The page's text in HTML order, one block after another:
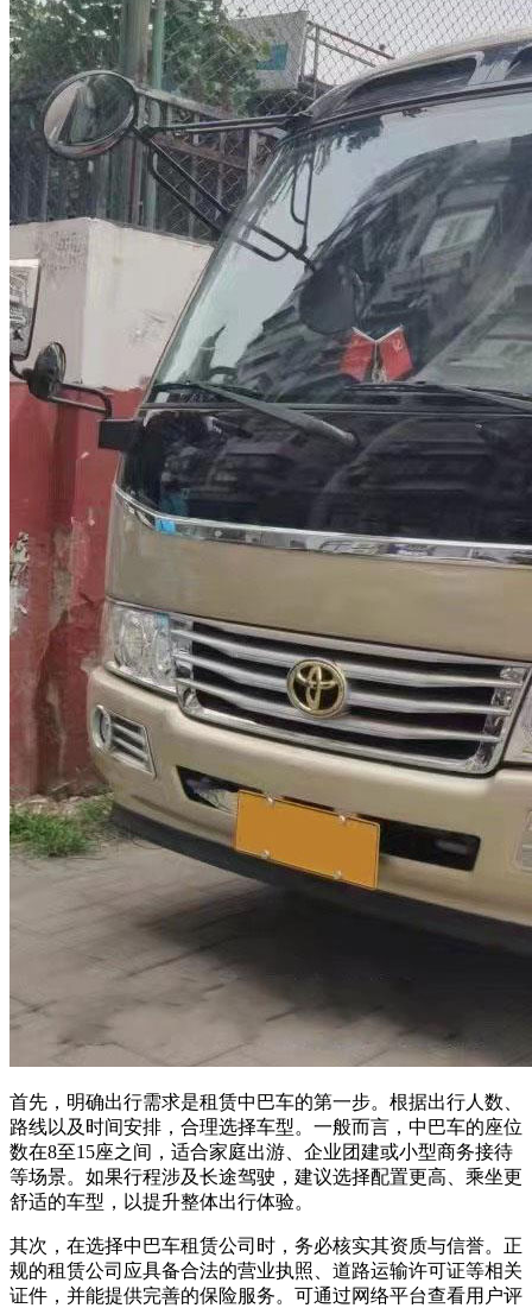
首先，明确出行需求是租赁中巴车的第一步。根据出行人数、
路线以及时间安排，合理选择车型。一般而言，中巴车的座位
数在8至15座之间，适合家庭出游、企业团建或小型商务接待
等场景。如果行程涉及长途驾驶，建议选择配置更高、乘坐更
舒适的车型，以提升整体出行体验。
其次，在选择中巴车租赁公司时，务必核实其资质与信誉。正
规的租赁公司应具备合法的营业执照、道路运输许可证等相关
证件，并能提供完善的保险服务。可通过网络平台查看用户评